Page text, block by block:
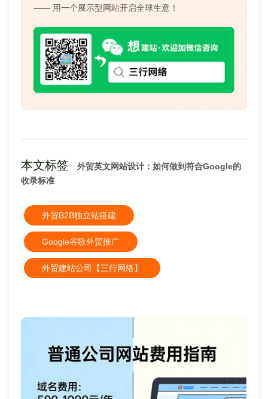
—— 用一个展示型网站开启全球生意！
本文标签
外贸英文网站设计：如何做到符合Google的
收录标准
外贸B2B独立站搭建
Google谷歌外贸推广
外贸建站公司【三行网络】